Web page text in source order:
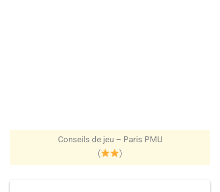
Conseils de jeu – Paris PMU
(
)